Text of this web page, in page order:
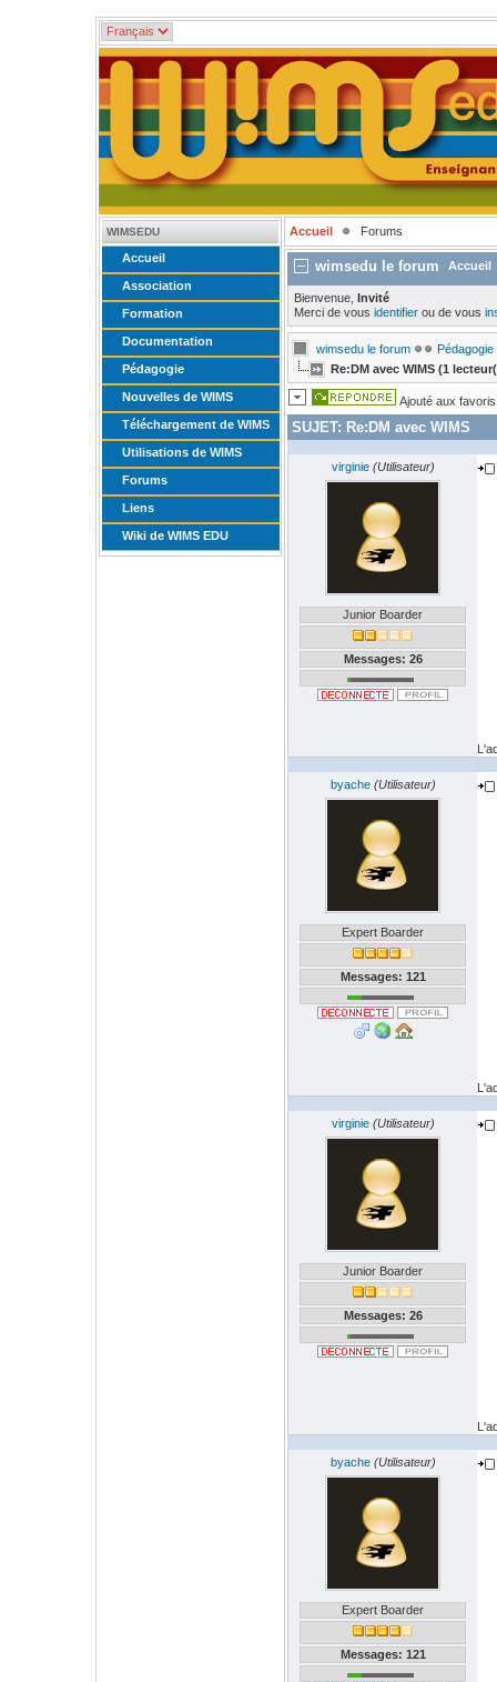
WIMSEDU
Accueil
Association
Formation
Documentation
Pédagogie
Nouvelles de WIMS
Téléchargement de WIMS
Utilisations de WIMS
Forums
Liens
Wiki de WIMS EDU
Accueil Forums
wimsedu le forum Accueil
Bienvenue, Invité
Merci de vous identifier ou de vous
wimsedu le forum
Pédagogie
Re:DM avec WIMS (1
Ajouté aux
SUJET: Re:DM avec WIMS
virginie (Utilisateur)
Junior Boarder
Messages: 26
byache (Utilisateur)
Expert Boarder
Messages: 121
virginie (Utilisateur)
Junior Boarder
Messages: 26
byache (Utilisateur)
Expert Boarder
Messages: 121